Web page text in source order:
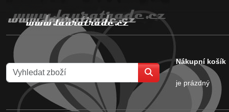
Nákupní košík
je prázdný